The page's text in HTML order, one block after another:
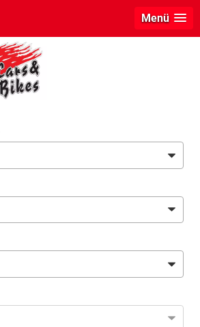
Menü